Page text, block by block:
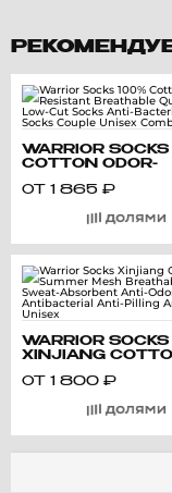
WARRIOR SOCKS
COTTON ODOR-
BREATHABLE
ANTI-BACTERIAL
ОТ 1 865 ₽
WARRIOR SOCKS
XINJIANG
BREATHABLE
ANTI-ODOR 7A
UNISEX
ОТ 1 800 ₽